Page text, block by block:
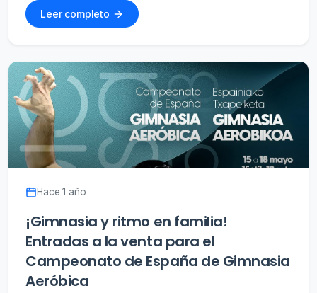
Leer completo
Hace 1 año
¡Gimnasia y ritmo en familia!
Entradas a la venta para el
Campeonato de España de Gimnasia
Aeróbica